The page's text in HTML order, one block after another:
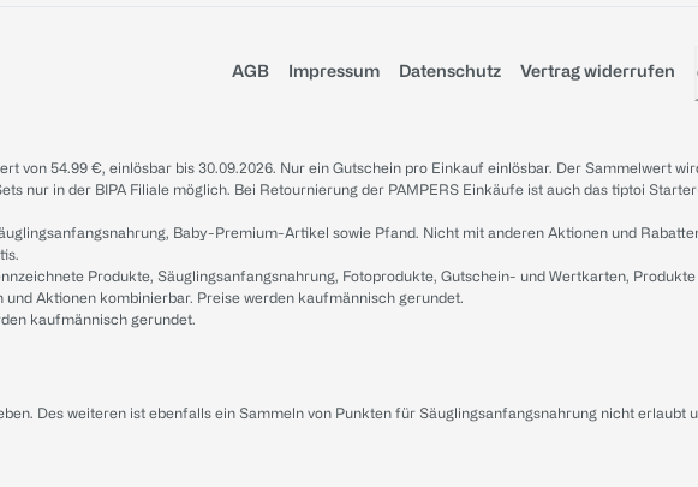
AGB Impressum Datenschutz Vertrag widerrufen
von 54.99 €, einlösbar bis 30.09.2026. Nur ein Gutschein pro Einkauf einlösbar. Der Sammelwert
nur in der BIPA Filiale möglich. Bei Retournierung der PAMPERS Einkäufe ist auch das tiptoi
Baby-Premium-Artikel sowie Pfand. Nicht mit anderen Aktionen und
Produkte, Säuglingsanfangsnahrung, Fotoprodukte, Gutschein- und Wertkarten,
und Aktionen kombinierbar. Preise werden kaufmännisch gerundet.
kaufmännisch gerundet.
Des weiteren ist ebenfalls ein Sammeln von Punkten für Säuglingsanfangsnahrung nicht erlaubt